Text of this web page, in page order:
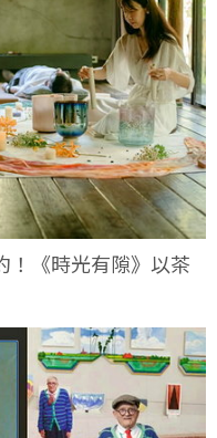
！《時光有隙》以茶